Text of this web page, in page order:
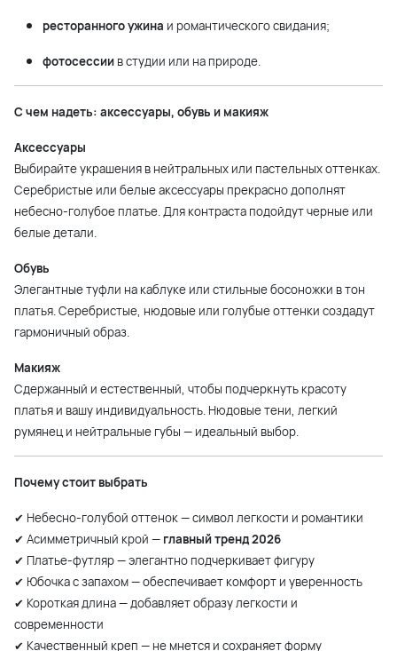
ресторанного ужина и романтического свидания;
фотосессии в студии или на природе.
С чем надеть: аксессуары, обувь и макияж
Аксессуары
Выбирайте украшения в нейтральных или пастельных оттенках.
Серебристые или белые аксессуары прекрасно дополнят
небесно-голубое платье. Для контраста подойдут черные или
белые детали.
Обувь
Элегантные туфли на каблуке или стильные босоножки в тон
платья. Серебристые, нюдовые или голубые оттенки создадут
гармоничный образ.
Макияж
Сдержанный и естественный, чтобы подчеркнуть красоту
платья и вашу индивидуальность. Нюдовые тени, легкий
румянец и нейтральные губы — идеальный выбор.
Почему стоит выбрать
✔ Небесно-голубой оттенок — символ легкости и романтики
✔ Асимметричный крой — главный тренд 2026
✔ Платье-футляр — элегантно подчеркивает фигуру
✔ Юбочка с запахом — обеспечивает комфорт и уверенность
✔ Короткая длина — добавляет образу легкости и
современности
✔ Качественный креп — не мнется и сохраняет форму